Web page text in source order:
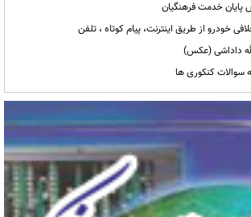
خودرو از طریق اینترنت، پیام کوتاه ، تلفن
داداشی (عکس)
سوالات کنکوری ها